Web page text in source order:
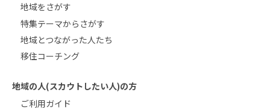
地域をさがす
特集テーマからさがす
地域とつながった人たち
移住コーチング
地域の人(スカウトしたい人)の方
ご利用ガイド